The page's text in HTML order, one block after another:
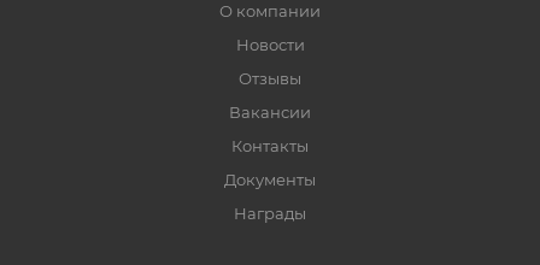
О компании
Новости
Отзывы
Вакансии
Контакты
Документы
Награды